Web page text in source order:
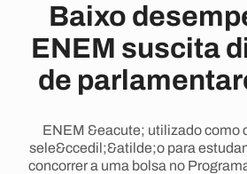
Baixo
ENEM suscita
de
ENEM &eacute; utilizado como
sele&ccedil;&atilde;o para
concorrer a uma bolsa no